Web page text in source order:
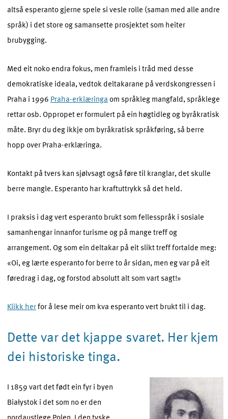
altså esperanto gjerne spele si vesle rolle (saman med alle andre
språk) i det store og samansette prosjektet som heiter
brubygging.
Med eit noko endra fokus, men framleis i tråd med desse
demokratiske ideala, vedtok deltakarane på verdskongressen i
Praha i 1996 Praha-erklæringa om språkleg mangfald, språklege
rettar osb. Oppropet er formulert på ein høgtidleg og byråkratisk
måte. Bryr du deg ikkje om byråkratisk språkføring, så berre
hopp over Praha-erklæringa.
Kontakt på tvers kan sjølvsagt også føre til kranglar, det skulle
berre mangle. Esperanto har kraftuttrykk så det held.
I praksis i dag vert esperanto brukt som fellesspråk i sosiale
samanhengar innanfor turisme og på mange treff og
arrangement. Og som ein deltakar på eit slikt treff fortalde meg:
«Oi, eg lærte esperanto for berre to år sidan, men eg var på eit
føredrag i dag, og forstod absolutt alt som vart sagt!»
Klikk herfor å lese meir om kva esperanto vert brukt til i dag.
Dette var det kjappe svaret. Her kjem
dei historiske tinga.
I 1859 vart det født ein fyr i byen
Białystok i det som no er den